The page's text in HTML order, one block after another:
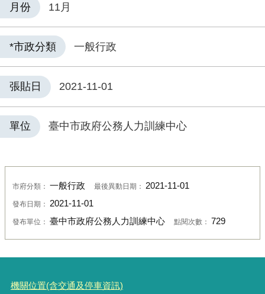
月份 11月
*市政分類 一般行政
張貼日 2021-11-01
單位 臺中市政府公務人力訓練中心
市府分類： 一般行政 最後異動日期： 2021-11-01
發布日期： 2021-11-01
發布單位： 臺中市政府公務人力訓練中心 點閱次數： 729
機關位置(含交通及停車資訊)